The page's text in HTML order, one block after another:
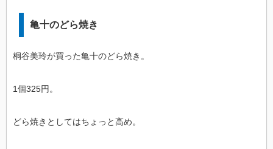
亀十のどら焼き
桐谷美玲が買った亀十のどら焼き。
1個325円。
どら焼きとしてはちょっと高め。